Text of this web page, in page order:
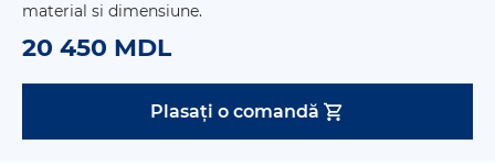
material si dimensiune.
20 450 MDL
Plasați o comandă